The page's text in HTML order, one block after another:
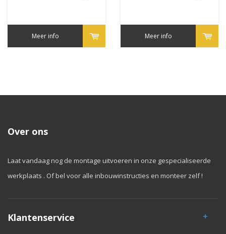
Meer info Meer info
Over ons
Laat vandaag nog de montage uitvoeren in onze gespecialiseerde
werkplaats . Of bel voor alle inbouwinstructies en monteer zelf !
Klantenservice